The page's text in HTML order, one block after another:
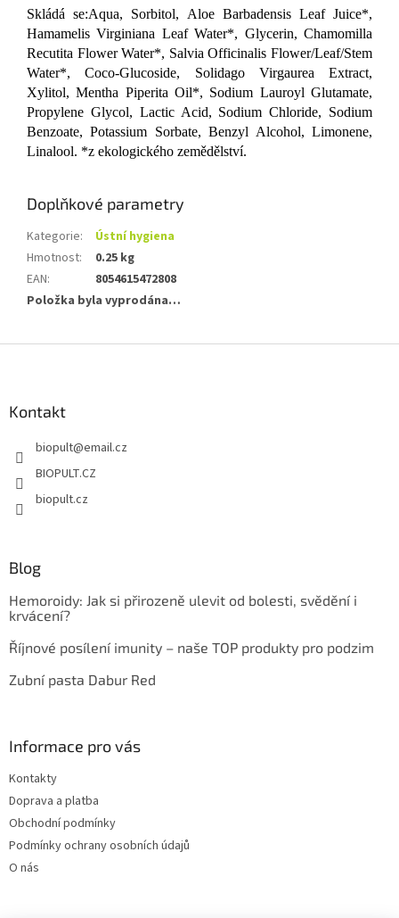
Skládá se:Aqua, Sorbitol, Aloe Barbadensis Leaf Juice*,
Hamamelis Virginiana Leaf Water*, Glycerin, Chamomilla
Recutita Flower Water*, Salvia Officinalis Flower/Leaf/Stem
Water*, Coco-Glucoside, Solidago Virgaurea Extract,
Xylitol, Mentha Piperita Oil*, Sodium Lauroyl Glutamate,
Propylene Glycol, Lactic Acid, Sodium Chloride, Sodium
Benzoate, Potassium Sorbate, Benzyl Alcohol, Limonene,
Linalool. *z ekologického zemědělství.
Doplňkové parametry
Kategorie:
Ústní hygiena
Hmotnost:
0.25 kg
EAN:
8054615472808
Položka byla vyprodána…
Kontakt
biopult@email.cz
BIOPULT.CZ
biopult.cz
Blog
Hemoroidy: Jak si přirozeně ulevit od bolesti, svědění i
krvácení?
Říjnové posílení imunity – naše TOP produkty pro podzim
Zubní pasta Dabur Red
Informace pro vás
Kontakty
Doprava a platba
Obchodní podmínky
Podmínky ochrany osobních údajů
O nás